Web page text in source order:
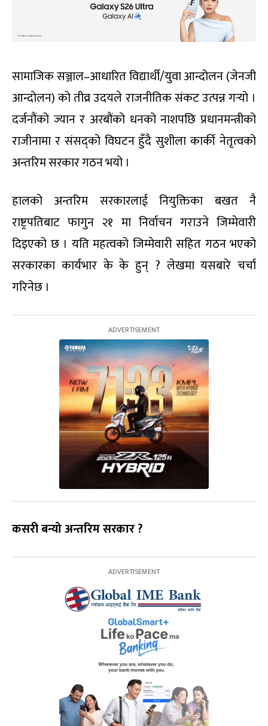
सामाजिक सञ्जाल–आधारित विद्यार्थी/युवा आन्दोलन (जेनजी
आन्दोलन) को तीव्र उदयले राजनीतिक संकट उत्पन्न गर्‍यो ।
दर्जनौंको ज्यान र अरबौंको धनको नाशपछि प्रधानमन्त्रीको
राजीनामा र संसद्को विघटन हुँदै सुशीला कार्की नेतृत्वको
अन्तरिम सरकार गठन भयो ।
हालको अन्तरिम सरकारलाई नियुक्तिका बखत नै
राष्ट्रपतिबाट फागुन २१ मा निर्वाचन गराउने जिम्मेवारी
दिइएको छ । यति महत्वको जिम्मेवारी सहित गठन भएको
सरकारका कार्यभार के के हुन् ? लेखमा यसबारे चर्चा
गरिनेछ ।
कसरी बन्यो अन्तरिम सरकार ?